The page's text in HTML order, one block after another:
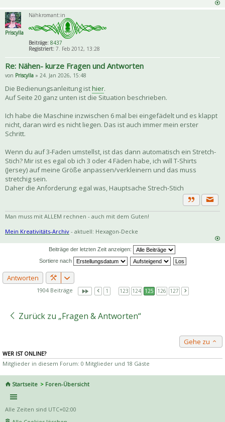
Priscylla
Nähkromant:in
Beiträge: 8437
Registriert: 7. Feb 2012, 13:28
Re: Nähen- kurze Fragen und Antworten
von Priscylla » 24. Jan 2026, 15:48
Die Bedienungsanleitung isthier.
Auf Seite 20 ganz unten ist die Situation beschrieben.
Ich habe die Maschine inzwischen 6 mal bei eingefädelt und es klappt
nicht, daran wird es nicht liegen. Das ist auch immer mein erster
Schritt.
Wenn du auf 3-Faden umstellst, ist das dann automatisch ein Stretch-
Stich? Mir ist es egal ob ich 3 oder 4 Fäden habe, ich will T-Shirts
(Jersey) auf meine Größe anpassen/verkleinern und das muss
stretchig sein.
Daher die Anforderung: egal was, Hauptsache Strech-Stich
Zitat
Man muss mit ALLEM rechnen - auch mit dem Guten!
Mein Kreativitäts-Archiv - aktuell: Hexagon-Decke
Beiträge der letzten Zeit anzeigen:
Sortiere nach
Antworten
1904 Beiträge 1 123 124 125 126 127
Zurück zu „Fragen & Antworten“
Gehe zu
WER IST ONLINE?
Mitglieder in diesem Forum: 0 Mitglieder und 18 Gäste
Startseite Foren-Übersicht
Alle Zeiten sind UTC+02:00